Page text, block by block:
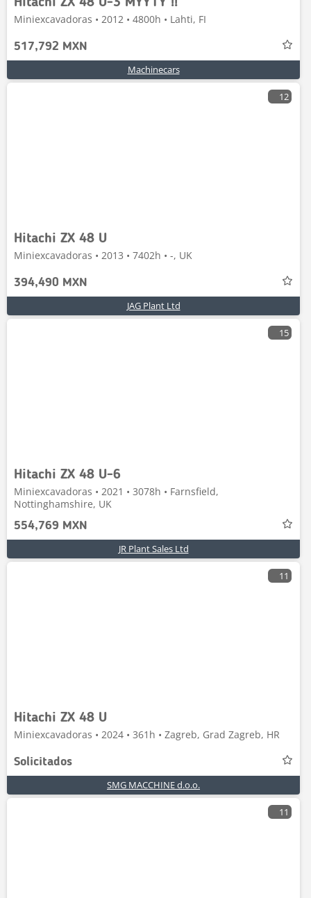
Hitachi ZX 48 U-3 MYYTY !!
Miniexcavadoras • 2012 • 4800h • Lahti, FI
517,792 MXN
Machinecars
12
Hitachi ZX 48 U
Miniexcavadoras • 2013 • 7402h • -, UK
394,490 MXN
JAG Plant Ltd
15
Hitachi ZX 48 U-6
Miniexcavadoras • 2021 • 3078h • Farnsfield,
Nottinghamshire, UK
554,769 MXN
JR Plant Sales Ltd
11
Hitachi ZX 48 U
Miniexcavadoras • 2024 • 361h • Zagreb, Grad Zagreb, HR
Solicitados
SMG MACCHINE d.o.o.
11